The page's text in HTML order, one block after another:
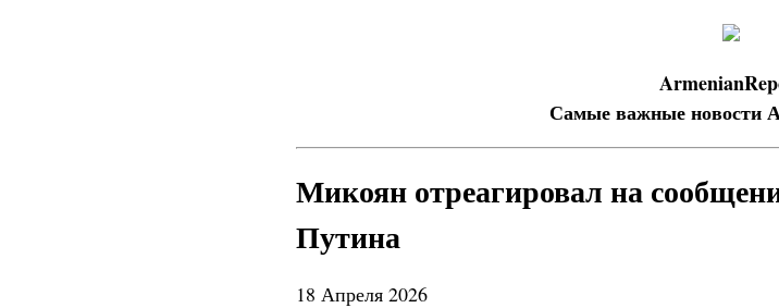
Самые важные новости
Микоян отреагировал на
Путина
18 Апреля 2026